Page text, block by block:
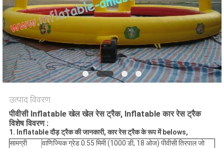
उत्पाद विवरण
पीवीसी Inflatable खेल खेल रेस ट्रैक, Inflatable कार रेस ट्रैक
विशेष विवरण :
1. Inflatable दौड़ ट्रैक की जानकारी, कार रेस ट्रैक केरूप में belows,
सामग्री
वाणिज्यिक ग्रेड 0.55 मिमी (1000 डी, 18 ओज) पीवीसी तिरपाल जो